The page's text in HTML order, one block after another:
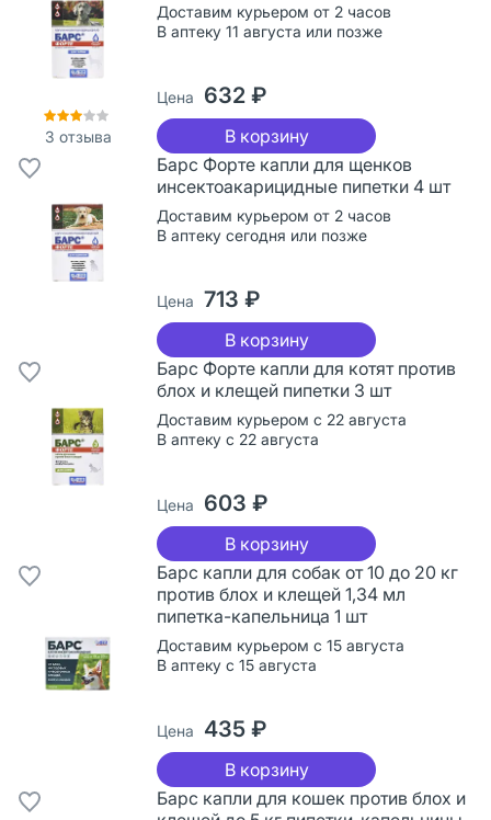
3 отзыва
Доставим курьером от 2 часов
В аптеку 11 августа или позже
Цена 632 ₽
В корзину
Барс Форте капли для щенков
инсектоакарицидные пипетки 4 шт
Доставим курьером от 2 часов
В аптеку сегодня или позже
Цена 713 ₽
В корзину
Барс Форте капли для котят против
блох и клещей пипетки 3 шт
Доставим курьером с 22 августа
В аптеку с 22 августа
Цена 603 ₽
В корзину
Барс капли для собак от 10 до 20 кг
против блох и клещей 1,34 мл
пипетка-капельница 1 шт
Доставим курьером с 15 августа
В аптеку с 15 августа
Цена 435 ₽
В корзину
Барс капли для кошек против блох и